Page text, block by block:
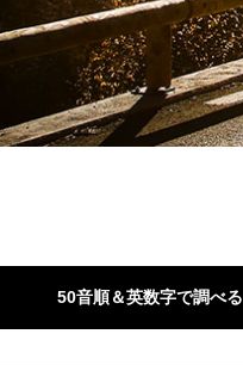
50音順＆英数字で調べる